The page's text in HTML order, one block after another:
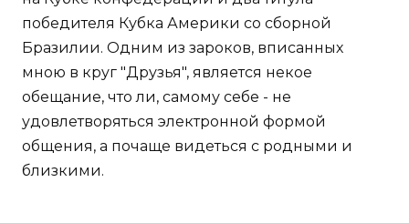
победителя Кубка Америки со сборной
Бразилии. Одним из зароков, вписанных
мною в круг "Друзья", является некое
обещание, что ли, самому себе - не
удовлетворяться электронной формой
общения, а почаще видеться с родными и
близкими.